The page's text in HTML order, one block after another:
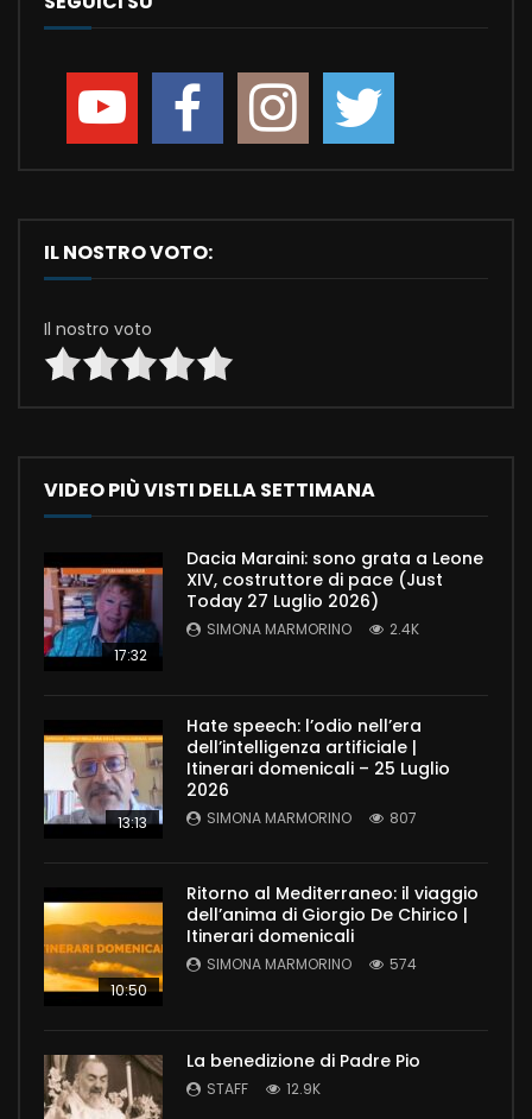
IL NOSTRO VOTO:
Il nostro voto
VIDEO PIÙ VISTI DELLA SETTIMANA
17:32
Dacia Maraini: sono grata a Leone
XIV, costruttore di pace (Just
Today 27 Luglio 2026)
SIMONA MARMORINO 2.4K
13:13
Hate speech: l’odio nell’era
dell’intelligenza artificiale |
Itinerari domenicali – 25 Luglio
2026
SIMONA MARMORINO 807
10:50
Ritorno al Mediterraneo: il viaggio
dell’anima di Giorgio De Chirico |
Itinerari domenicali
SIMONA MARMORINO 574
La benedizione di Padre Pio
STAFF 12.9K